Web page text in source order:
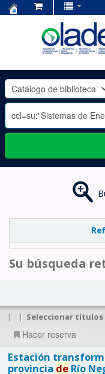
OLADE
-
Su búsqueda
| | Seleccionar títulos
Hacer reserva
Estación
provincia deRío